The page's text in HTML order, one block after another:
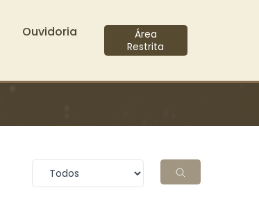
Ouvidoria
Área
Restrita